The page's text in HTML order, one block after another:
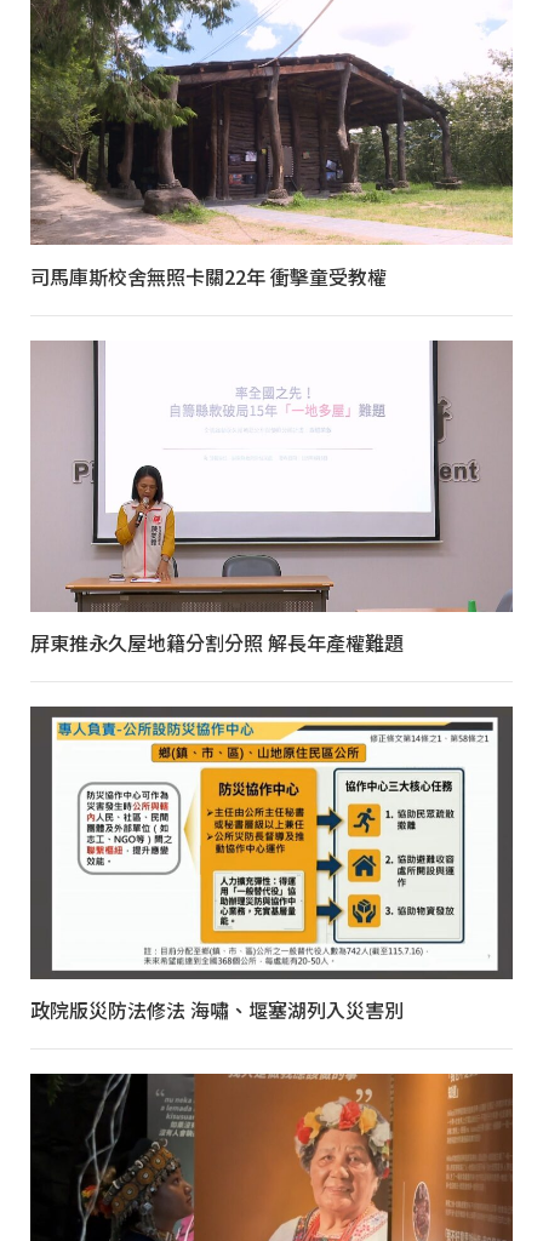
司馬庫斯校舍無照卡關22年 衝擊童受教權
屏東推永久屋地籍分割分照 解長年產權難題
政院版災防法修法 海嘯、堰塞湖列入災害別